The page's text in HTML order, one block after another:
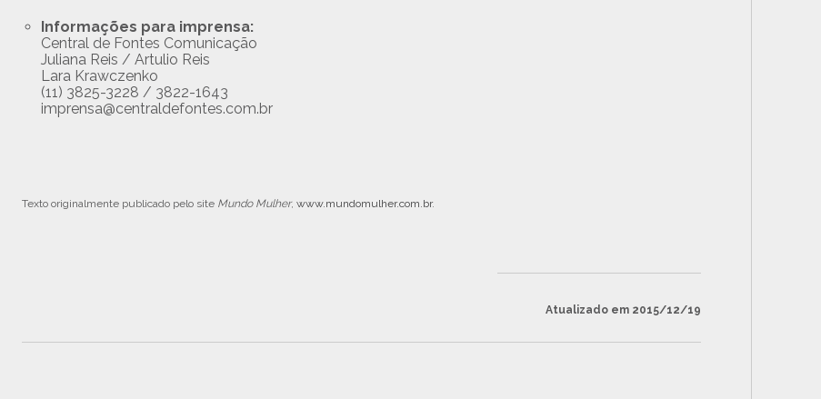
Informações para imprensa:
Central de Fontes Comunicação
Juliana Reis / Artulio Reis
Lara Krawczenko
(11) 3825-3228 / 3822-1643
imprensa@centraldefontes.com.br
Texto originalmente publicado pelo site Mundo Mulher, www.mundomulher.com.br.
Atualizado em 2015/12/19